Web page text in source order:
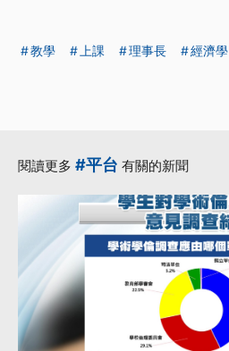
教學 上課 理事長 經濟學
閱讀更多 #平台 有關的新聞